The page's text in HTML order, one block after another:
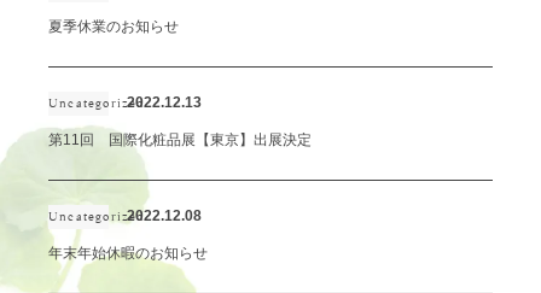
夏季休業のお知らせ
Uncategorized2022.12.13
第11回 国際化粧品展【東京】出展決定
Uncategorized2022.12.08
年末年始休暇のお知らせ